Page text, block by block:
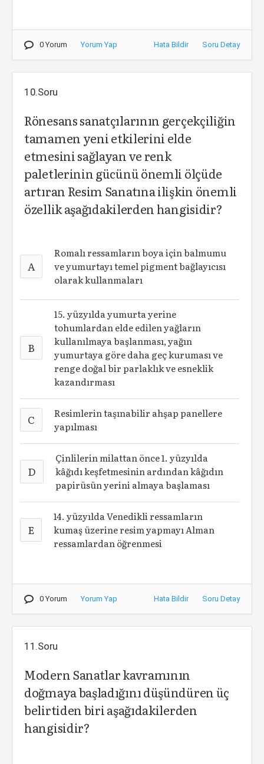
0 Yorum Yorum Yap Hata Bildir Soru Detay
10.Soru
Rönesans sanatçılarının gerçekçiliğin
tamamen yeni etkilerini elde
etmesini sağlayan ve renk
paletlerinin gücünü önemli ölçüde
artıran Resim Sanatına ilişkin önemli
özellik aşağıdakilerden hangisidir?
A
Romalı ressamların boya için balmumu
ve yumurtayı temel pigment bağlayıcısı
olarak kullanmaları
B
15. yüzyılda yumurta yerine
tohumlardan elde edilen yağların
kullanılmaya başlanması, yağın
yumurtaya göre daha geç kuruması ve
renge doğal bir parlaklık ve esneklik
kazandırması
C
Resimlerin taşınabilir ahşap panellere
yapılması
D
Çinlilerin milattan önce 1. yüzyılda
kâğıdı keşfetmesinin ardından kâğıdın
papirüsün yerini almaya başlaması
E
14. yüzyılda Venedikli ressamların
kumaş üzerine resim yapmayı Alman
ressamlardan öğrenmesi
0 Yorum Yorum Yap Hata Bildir Soru Detay
11.Soru
Modern Sanatlar kavramının
doğmaya başladığını düşündüren üç
belirtiden biri aşağıdakilerden
hangisidir?